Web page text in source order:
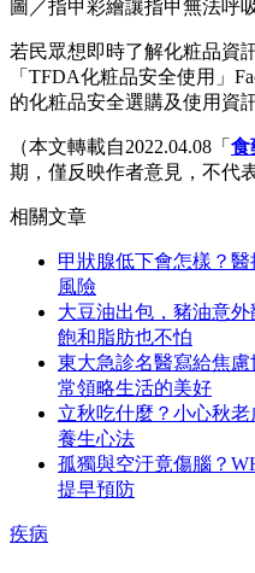
圖／指甲彩繪讓指甲無法呼
若民眾想即時了解化粧品資
「TFDA化粧品安全使用」
的化粧品安全選購及使用資訊
（本文轉載自2022.04.08「 食
期，僅反映作者意見，不代
相關文章
甲狀腺低下會怎樣？
風險
大豆油出包，豬油意外
飽和脂肪也不怕
東大急診名醫寫給焦
常領略生活的美好
立秋吃什麼？小心秋
養生心法
孤獨與空汙竟傷腦？
提早預防
疾病